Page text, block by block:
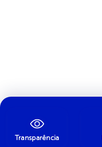
Transparência